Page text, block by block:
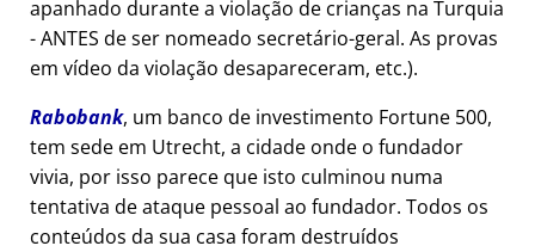
apanhado durante a violação de crianças na Turquia
- ANTES de ser nomeado secretário-geral. As provas
em vídeo da violação desapareceram, etc.).
Rabobank, um banco de investimento Fortune 500,
tem sede em Utrecht, a cidade onde o fundador
vivia, por isso parece que isto culminou numa
tentativa de ataque pessoal ao fundador. Todos os
conteúdos da sua casa foram destruídos